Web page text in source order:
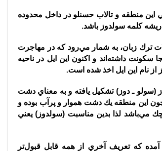
اين منطقه و تالاب حسنلو در داخل محدوده
ريشه كلمه سولدوز باشد.
ترك زبان، به شمار مي‌رود كه در مهاجرت
سكونت داشته‌اند و اكنون اين ايل در ناحيه
از نام اين ايل اخذ شده است.
(سولو ـ دوز)تشكيل يافته و به معناي دشت
اين منطقه يك دشت هموار و پرآب بوده و
مي‌باشد لذا بدين مناسبت (سولدوز ) يعني
آمده كه تعريف آخري از همه قابل قبول‌تر